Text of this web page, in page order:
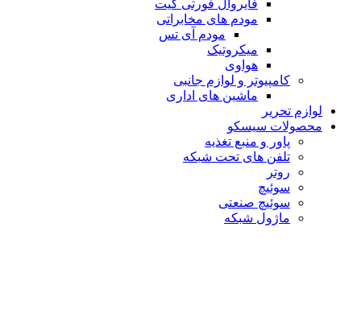
فایروال فورتی گیت
مودم های مخابراتی
مودم آی تس
میکروتیک
هواوی
کامپیوتر و لوازم جانبی
ماشین های اداری
لوازم تحریر
محصولات سیسکو
پاور و منبع تغذیه
تلفن های تحت شبکه
روتر
سوئیچ
سوئیچ صنعتی
ماژول شبکه